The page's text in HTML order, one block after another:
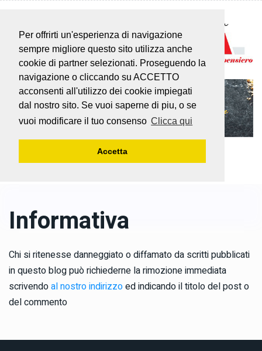
Per offrirti un'esperienza di navigazione
sempre migliore questo sito utilizza anche
cookie di partner selezionati. Proseguendo la
navigazione o cliccando su ACCETTO
acconsenti all'utilizzo dei cookie impiegati
dal nostro sito. Se vuoi saperne di piu, o se
vuoi modificare il tuo consenso Clicca qui
Accetta
Informativa
Chi si ritenesse danneggiato o diffamato da scritti pubblicati
in questo blog può richiederne la rimozione immediata
scrivendoal nostro indirizzoed indicando il titolo del post o
del commento